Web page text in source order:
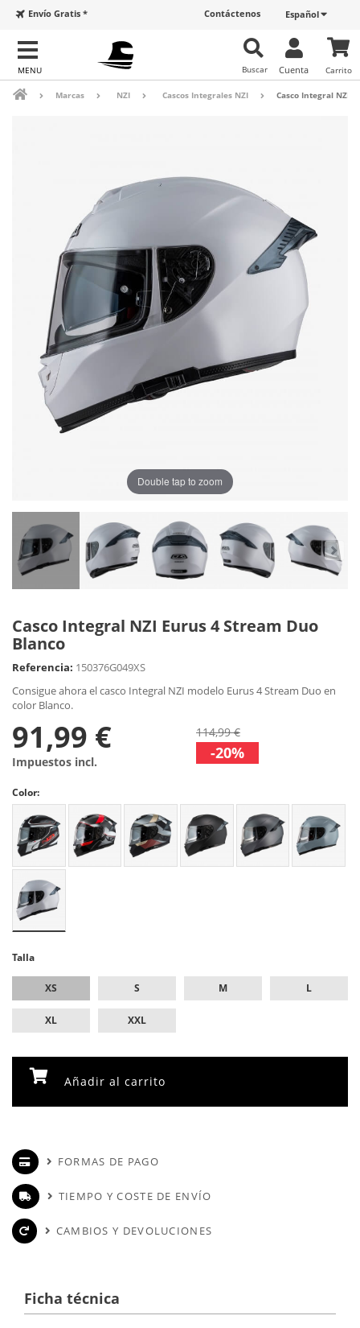
Español
Contáctenos
Envío Gratis *
Carrito
Cuenta
Buscar
Marcas NZI Cascos Integrales NZI Casco Integral NZI
Double tap to zoom
Casco Integral NZI Eurus 4 Stream Duo
Blanco
Referencia: 150376G049XS
Consigue ahora el casco Integral NZI modelo Eurus 4 Stream Duo en
color Blanco.
91,99 €
Impuestos incl.
114,99 €
-20%
Color:
Talla
XS S M L
XL XXL
Añadir al carrito
FORMAS DE PAGO
TIEMPO Y COSTE DE ENVÍO
CAMBIOS Y DEVOLUCIONES
Ficha técnica